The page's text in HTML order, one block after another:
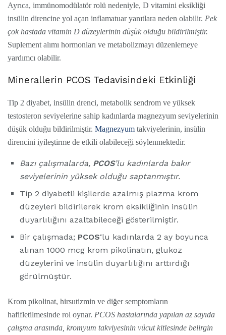
Ayrıca, immünomodülatör rolü nedeniyle, D vitamini eksikliği
insülin direncine yol açan inflamatuar yanıtlara neden olabilir. Pek
çok hastada vitamin D düzeylerinin düşük olduğu bildirilmiştir.
Suplement alımı hormonları ve metabolizmayı düzenlemeye
yardımcı olabilir.
Minerallerin PCOS Tedavisindeki Etkinliği
Tip 2 diyabet, insülin drenci, metabolik sendrom ve yüksek
testosteron seviyelerine sahip kadınlarda magnezyum seviyelerinin
düşük olduğu bildirilmiştir. Magnezyum takviyelerinin, insülin
direncini iyileştirme de etkili olabileceği söylenmektedir.
Bazı çalışmalarda, PCOS’lu kadınlarda bakır
seviyelerinin yüksek olduğu saptanmıştır.
Tip 2 diyabetli kişilerde azalmış plazma krom
düzeyleri bildirilerek krom eksikliğinin insülin
duyarlılığını azaltabileceği gösterilmiştir.
Bir çalışmada; PCOS‘lu kadınlarda 2 ay boyunca
alınan 1000 mcg krom pikolinatın, glukoz
düzeylerini ve insülin duyarlılığını arttırdığı
görülmüştür.
Krom pikolinat, hirsutizmin ve diğer semptomların
hafifletilmesinde rol oynar. PCOS hastalarında yapılan az sayıda
çalışma arasında, kromyum takviyesinin vücut kitlesinde belirgin